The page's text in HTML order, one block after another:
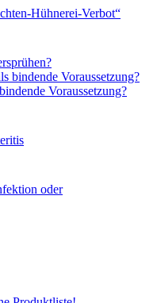
Hühnerei-Verbot“
Voraussetzung?
oder